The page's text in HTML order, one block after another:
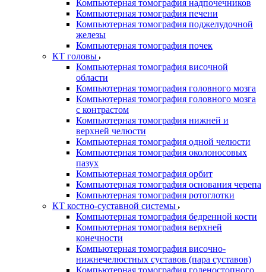
Компьютерная томография надпочечников
Компьютерная томография печени
Компьютерная томография поджелудочной
железы
Компьютерная томография почек
КТ головы
Компьютерная томография височной
области
Компьютерная томография головного мозга
Компьютерная томография головного мозга
с контрастом
Компьютерная томография нижней и
верхней челюсти
Компьютерная томография одной челюсти
Компьютерная томография околоносовых
пазух
Компьютерная томография орбит
Компьютерная томография основания черепа
Компьютерная томография ротоглотки
КТ костно-суставной системы
Компьютерная томография бедренной кости
Компьютерная томография верхней
конечности
Компьютерная томография височно-
нижнечелюстных суставов (пара суставов)
Компьютерная томография голеностопного